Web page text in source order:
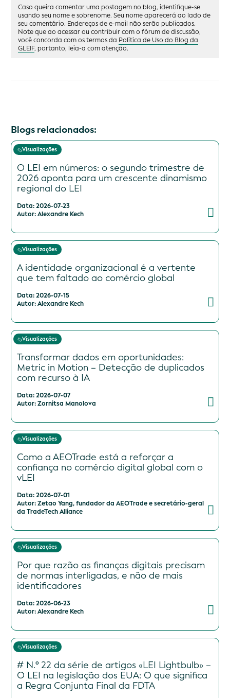
Caso queira comentar uma postagem no blog, identifique-se
usando seu nome e sobrenome. Seu nome aparecerá ao lado de
seu comentário. Endereços de e-mail não serão publicados.
Note que ao acessar ou contribuir com o fórum de discussão,
você concorda com os termos da Política de Uso do Blog da
GLEIF, portanto, leia-a com atenção.
Blogs relacionados:
Visualizações
O LEI em números: o segundo trimestre de
2026 aponta para um crescente dinamismo
regional do LEI
Data: 2026-07-23
Autor: Alexandre Kech
Visualizações
A identidade organizacional é a vertente
que tem faltado ao comércio global
Data: 2026-07-15
Autor: Alexandre Kech
Visualizações
Transformar dados em oportunidades:
Metric in Motion – Detecção de duplicados
com recurso à IA
Data: 2026-07-07
Autor: Zornitsa Manolova
Visualizações
Como a AEOTrade está a reforçar a
confiança no comércio digital global com o
vLEI
Data: 2026-07-01
Autor: Zetao Yang, fundador da AEOTrade e secretário-geral
da TradeTech Alliance
Visualizações
Por que razão as finanças digitais precisam
de normas interligadas, e não de mais
identificadores
Data: 2026-06-23
Autor: Alexandre Kech
Visualizações
# N.º 22 da série de artigos «LEI Lightbulb» –
O LEI na legislação dos EUA: O que significa
a Regra Conjunta Final da FDTA